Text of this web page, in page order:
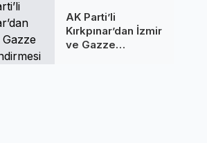
AK Parti’li
Kırkpınar’dan İzmir
ve Gazze